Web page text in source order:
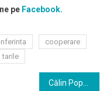
peFacebook.
cooperare
tarile